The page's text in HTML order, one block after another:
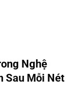
Nghệ
Sau Mỗi Nét